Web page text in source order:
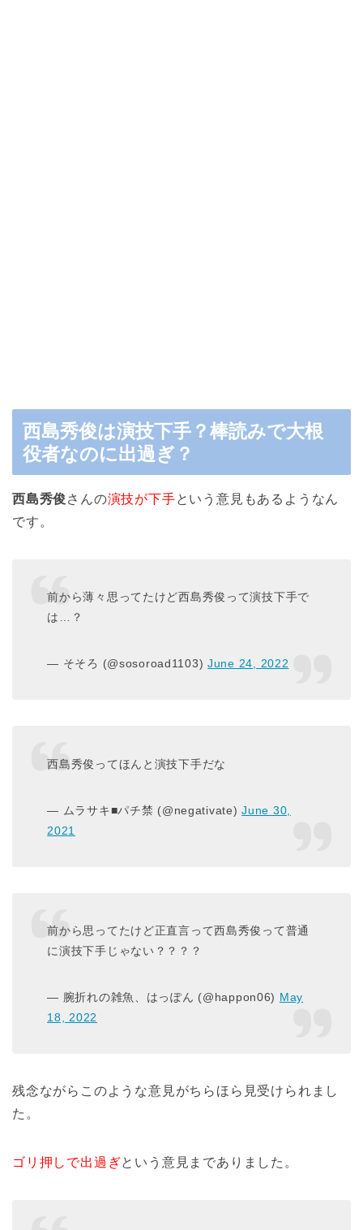
西島秀俊は演技下手？棒読みで大根
役者なのに出過ぎ？
西島秀俊 さんの演技が下手という意見もあるようなん
です。
前から薄々思ってたけど西島秀俊って演技下手で
は…？
— そそろ (@sosoroad1103)June 24, 2022
西島秀俊ってほんと演技下手だな
— ムラサキ■パチ禁 (@negativate)June 30,
2021
前から思ってたけど正直言って西島秀俊って普通
に演技下手じゃない？？？？
— 腕折れの雑魚、はっぽん (@happon06) May
18, 2022
残念ながらこのような意見がちらほら見受けられまし
た。
ゴリ押しで出過ぎという意見までありました。